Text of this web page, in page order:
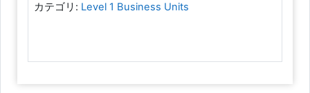
カテゴリ: Level 1 Business Units